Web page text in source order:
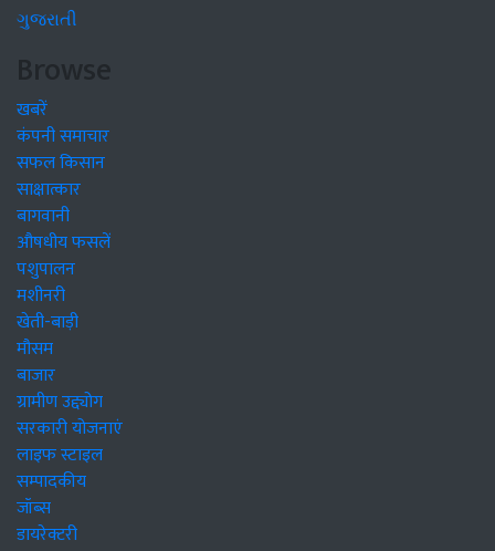
ગુજરાતી
Browse
खबरें
कंपनी समाचार
सफल किसान
साक्षात्कार
बागवानी
औषधीय फसलें
पशुपालन
मशीनरी
खेती-बाड़ी
मौसम
बाजार
ग्रामीण उद्द्योग
सरकारी योजनाएं
लाइफ स्टाइल
सम्पादकीय
जॉब्स
डायरेक्टरी